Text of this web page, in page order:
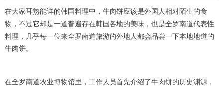
在大家耳熟能详的韩国料理中，牛肉饼应该是外国人相对陌生的食
物，不过它却是一道普遍存在韩国各地的美味，也是全罗南道代表性
料理，几乎每一位来全罗南道旅游的外地人都会品尝一下本地地道的
牛肉饼。
在全罗南道农业博物馆里，工作人员首先介绍了牛肉饼的历史渊源，